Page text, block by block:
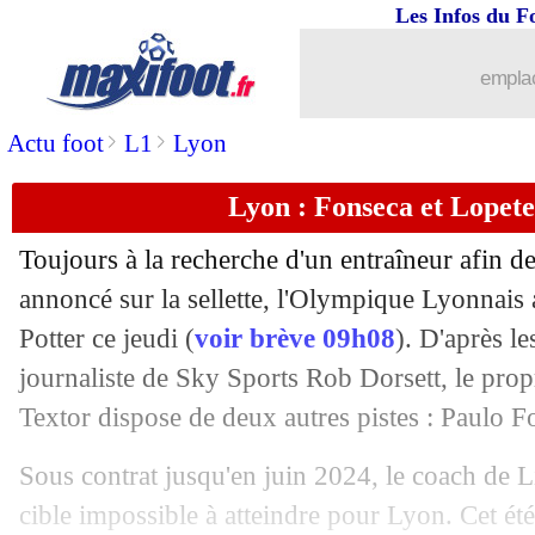
Actu foot> L1 > Lyon
Les Infos du
Lyon : Fonseca et
Toujours à la recherche d'un entraîneur afin
annoncé sur la sellette, l'Olympique Lyonnais
Potter ce jeudi (voir brève 09h08). D'après
journaliste de Sky Sports Rob Dorsett, le
Textor dispose de deux autres pistes : Paulo
Sous contrat jusqu'en juin 2024, le coach de
cible impossible à atteindre pour Lyon. Cet
: le coefficient UEFA, Longoria
07/09 Betis: Luiz Felipe à Al-Ittihad
: l'Arabie saoudite, Modric
07/09 PSG: le style de jeu, Al-Khelaïfi
07/09 EdF: Lizarazu fan du guerrier L.
07/09 Man Utd : Al-Ettifaq veut bondir
07/09 Inter Miami: Messi, la MLS se
Man City: Gündogan explique son